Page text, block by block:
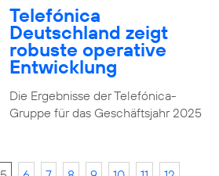
Telefónica
Deutschland zeigt
robuste operative
Entwicklung
Die Ergebnisse der Telefónica-
Gruppe für das Geschäftsjahr 2025